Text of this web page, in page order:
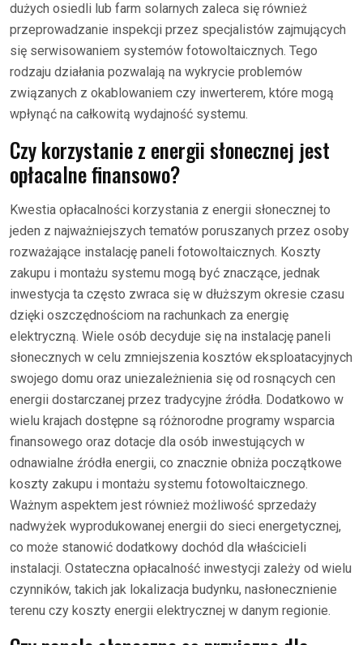
dużych osiedli lub farm solarnych zaleca się również
przeprowadzanie inspekcji przez specjalistów zajmujących
się serwisowaniem systemów fotowoltaicznych. Tego
rodzaju działania pozwalają na wykrycie problemów
związanych z okablowaniem czy inwerterem, które mogą
wpłynąć na całkowitą wydajność systemu.
Czy korzystanie z energii słonecznej jest
opłacalne finansowo?
Kwestia opłacalności korzystania z energii słonecznej to
jeden z najważniejszych tematów poruszanych przez osoby
rozważające instalację paneli fotowoltaicznych. Koszty
zakupu i montażu systemu mogą być znaczące, jednak
inwestycja ta często zwraca się w dłuższym okresie czasu
dzięki oszczędnościom na rachunkach za energię
elektryczną. Wiele osób decyduje się na instalację paneli
słonecznych w celu zmniejszenia kosztów eksploatacyjnych
swojego domu oraz uniezależnienia się od rosnących cen
energii dostarczanej przez tradycyjne źródła. Dodatkowo w
wielu krajach dostępne są różnorodne programy wsparcia
finansowego oraz dotacje dla osób inwestujących w
odnawialne źródła energii, co znacznie obniża początkowe
koszty zakupu i montażu systemu fotowoltaicznego.
Ważnym aspektem jest również możliwość sprzedaży
nadwyżek wyprodukowanej energii do sieci energetycznej,
co może stanowić dodatkowy dochód dla właścicieli
instalacji. Ostateczna opłacalność inwestycji zależy od wielu
czynników, takich jak lokalizacja budynku, nasłonecznienie
terenu czy koszty energii elektrycznej w danym regionie.